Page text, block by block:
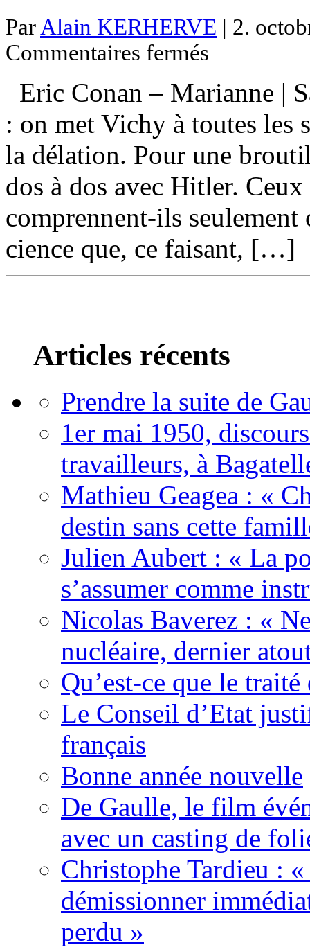
Par Alain KERHERVE | 2.
Commentaires fermés
de
la
Eric Conan – Marianne |
: on met Vichy à toutes les
la délation. Pour une
dos à dos avec Hitler.
comprennent-ils
cience que, ce faisant, […]
Articles récents
Prendre la suite de
1er mai 1950,
travailleurs, à
Mathieu Geagea : «
destin sans cette
Julien Aubert : « La
s’assumer comme
Nicolas Baverez : «
nucléaire, dernier
Qu’est-ce que le traité
Le Conseil d’Etat
français
Bonne année nouvelle
De Gaulle, le film
avec un casting de
Christophe Tardieu : «
démissionner
perdu »